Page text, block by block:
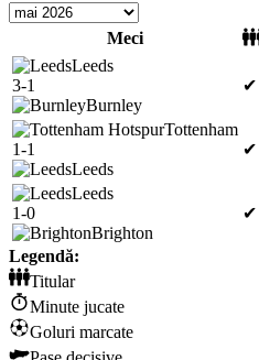
Meci
Leeds
3-1
Burnley
✔
Tottenham
1-1
Leeds
✔
Leeds
1-0
Brighton
✔
Legendă:
Titular
Minute jucate
Goluri marcate